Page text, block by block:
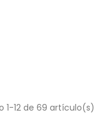
1-12 de 69 artículo(s)